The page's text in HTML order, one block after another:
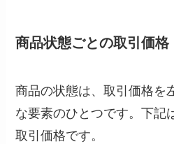
商品状態ごとの取引価格
商品の状態は、取引価格を
な要素のひとつです。下記
取引価格です。